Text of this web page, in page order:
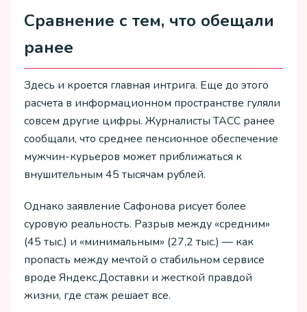
Сравнение с тем, что обещали
ранее
Здесь и кроется главная интрига. Еще до этого
расчета в информационном пространстве гуляли
совсем другие цифры. Журналисты ТАСС ранее
сообщали, что среднее пенсионное обеспечение
мужчин-курьеров может приближаться к
внушительным 45 тысячам рублей.
Однако заявление Сафонова рисует более
суровую реальность. Разрыв между «средним»
(45 тыс.) и «минимальным» (27,2 тыс.) — как
пропасть между мечтой о стабильном сервисе
вроде Яндекс.Доставки и жесткой правдой
жизни, где стаж решает все.